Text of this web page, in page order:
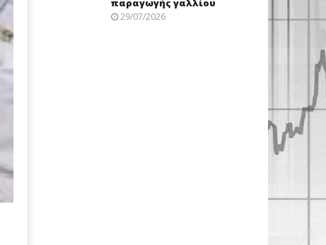
παραγωγής γαλλίου
29/07/2026